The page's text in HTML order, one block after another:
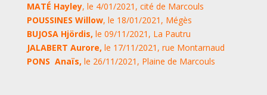
MATÉ Hayley, le 4/01/2021, cité de Marcouls
POUSSINES Willow, le 18/01/2021, Mégès
BUJOSA Hjördis, le 09/11/2021, La Pautru
JALABERT Aurore, le 17/11/2021, rue Montarnaud
PONS Anaïs, le 26/11/2021, Plaine de Marcouls